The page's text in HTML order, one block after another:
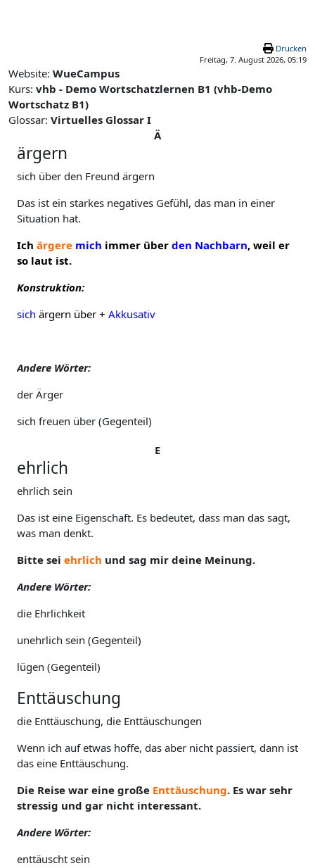
Drucken
Freitag, 7. August 2026, 05:19
Website: WueCampus
Kurs: vhb - Demo Wortschatzlernen B1 (vhb-Demo
Wortschatz B1)
Glossar: Virtuelles Glossar I
Ä
ärgern
sich über den Freund ärgern
Das ist ein starkes negatives Gefühl, das man in einer
Situation hat.
Ich ärgere mich immer über den Nachbarn, weil er
so laut ist.
Konstruktion:
sich ärgern über + Akkusativ
Andere Wörter:
der Ärger
sich freuen über (Gegenteil)
E
ehrlich
ehrlich sein
Das ist eine Eigenschaft. Es bedeutet, dass man das sagt,
was man denkt.
Bitte sei ehrlich und sag mir deine Meinung.
Andere Wörter:
die Ehrlichkeit
unehrlich sein (Gegenteil)
lügen (Gegenteil)
Enttäuschung
die Enttäuschung, die Enttäuschungen
Wenn ich auf etwas hoffe, das aber nicht passiert, dann ist
das eine Enttäuschung.
Die Reise war eine große Enttäuschung. Es war sehr
stressig und gar nicht interessant.
Andere Wörter:
enttäuscht sein